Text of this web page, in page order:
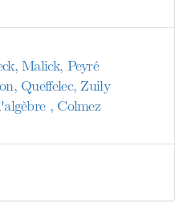
Malick, Peyré
Queffelec, Zuily
, Colmez